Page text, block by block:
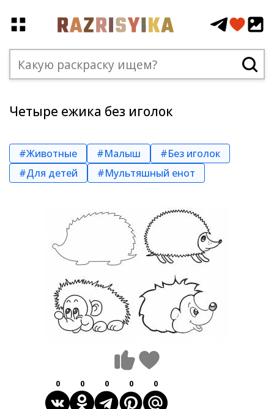
Четыре ежика без иголок
#Животные #Малыш
#Без иголок
#Для детей
#Мультяшный енот
0 0 0 0 0